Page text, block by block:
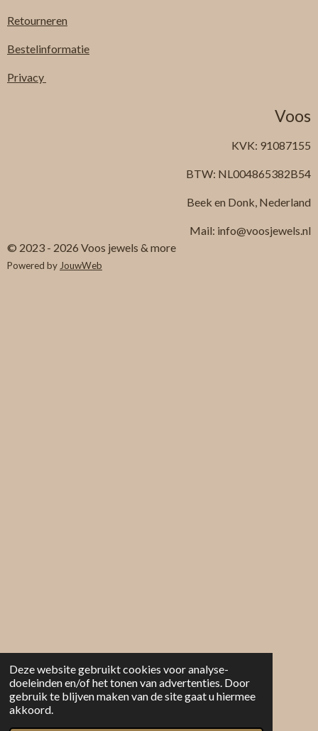
Deze website gebruikt cookies voor analyse-
doeleinden en/of het tonen van advertenties. Door
gebruik te blijven maken van de site gaat u hiermee
akkoord.
Retourneren
Bestelinformatie
Privacy
Voos
KVK: 91087155
BTW: NL004865382B54
Beek en Donk, Nederland
Mail: info@voosjewels.nl
© 2023 - 2026 Voos jewels & more
Powered byJouwWeb